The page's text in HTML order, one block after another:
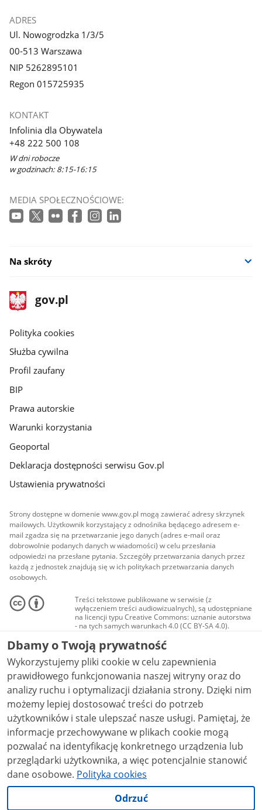
ADRES
Ul. Nowogrodzka 1/3/5
00-513 Warszawa
NIP 5262895101
Regon 015725935
KONTAKT
Infolinia dla Obywatela
+48 222 500 108
W dni robocze
w godzinach: 8:15-16:15
MEDIA SPOŁECZNOŚCIOWE:
Na skróty
stopka
gov.pl
Strona
gov.pl
gov.pl
Polityka cookies
Służba cywilna
Profil zaufany
BIP
Prawa autorskie
Warunki korzystania
Geoportal
Deklaracja dostępności serwisu Gov.pl
Ustawienia prywatności
Strony dostępne w domenie www.gov.pl mogą zawierać adresy skrzynek
mailowych. Użytkownik korzystający z odnośnika będącego adresem e-
mail zgadza się na przetwarzanie jego danych (adres e-mail oraz
dobrowolnie podanych danych w wiadomości) w celu przesłania
odpowiedzi na przesłane pytania. Szczegóły przetwarzania danych przez
każdą z jednostek znajdują się w ich politykach przetwarzania danych
osobowych.
Treści tekstowe publikowane w serwisie (z
wyłączeniem treści audiowizualnych), są udostępniane
na licencji typu Creative Commons: uznanie autorstwa
- na tych samych warunkach 4.0 (CC BY-SA 4.0).
Materiały audiowizualne, w tym zdjęcia, materiały
audio i wideo, są udostępniane na licencji typu
Creative Commons: uznanie autorstwa użycie
niekomercyjne - bez utworów zależnych 4.0 (CC BY-
NC-ND 4.0), o ile nie jest to stwierdzone inaczej.
Dbamy o Twoją prywatność
Wykorzystujemy pliki cookie w celu zapewnienia
prawidłowego funkcjonowania naszej witryny oraz do
analizy ruchu i optymalizacji działania strony. Dzięki nim
możemy lepiej dostosować treści do potrzeb
użytkowników i stale ulepszać nasze usługi. Pamiętaj, że
informacje przechowywane w plikach cookie mogą
pozwalać na identyfikację konkretnego urządzenia lub
przeglądarki użytkownika, a więc potencjalnie stanowić
dane osobowe. Polityka cookies
Odrzuć